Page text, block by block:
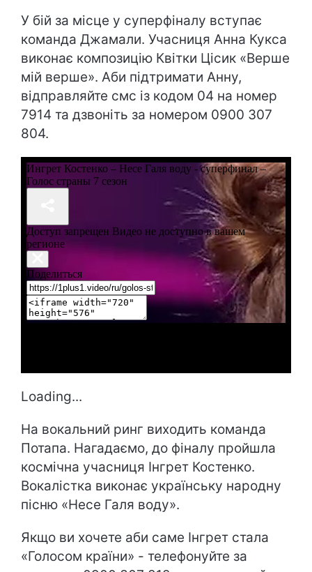
У бій за місце у суперфіналу вступає
команда Джамали. Учасниця Анна Кукса
виконає композицію Квітки Цісик «Верше
мій верше». Аби підтримати Анну,
відправляйте смс із кодом 04 на номер
7914 та дзвоніть за номером 0900 307
804.
Loading...
На вокальний ринг виходить команда
Потапа. Нагадаємо, до фіналу пройшла
космічна учасниця Інгрет Костенко.
Вокалістка виконає українську народну
пісню «Несе Галя воду».
Якщо ви хочете аби саме Інгрет стала
«Голосом країни» - телефонуйте за